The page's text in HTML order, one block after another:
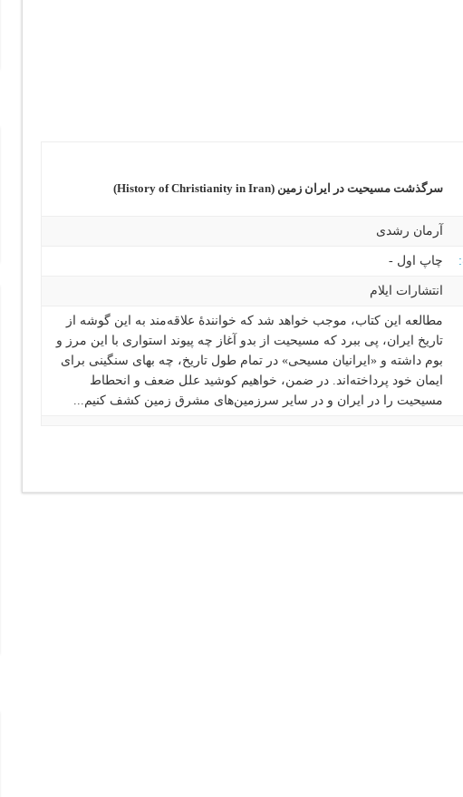
سرگذشت مسیحیت در ایران زمین (History of Christianity in Iran)
آرمان رشدی
چاپ اول -
انتشارات ایلام
مطالعه این کتاب‌، موجب خواهد شد که خوانندۀ علاقه‌مند به این گوشه از
تاریخ ایران‌، پی ببرد که مسیحیت از بدو آغاز چه پیوند استواری با این مرز و
بوم داشته و «ایرانیان مسیحی‌» در تمام طول تاریخ‌، چه بهای سنگینی برای
ایمان خود پرداخته‌اند. در ضمن‌، خواهیم کوشید علل ضعف و انحطاط
مسیحیت را در ایران و در سایر سرزمین‌های مشرق زمین کشف کنیم...